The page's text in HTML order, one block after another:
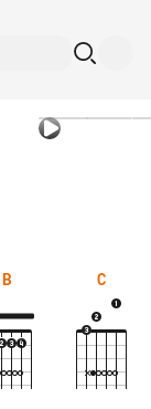
B C